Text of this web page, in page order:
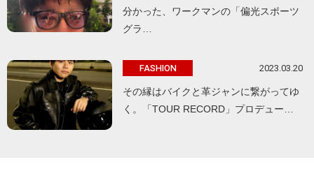
分かった、ワークマンの「偏光スポーツ
グラ…
FASHION 2023.03.20
その縁はバイクと革ジャンに繋がってゆ
く。「TOUR RECORD」プロデュー…